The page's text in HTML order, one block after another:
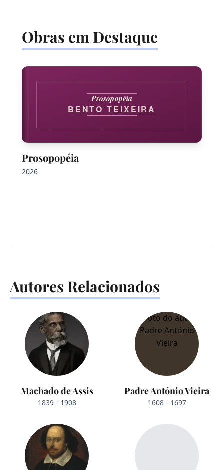
Obras em Destaque
Prosopopéia
BENTO TEIXEIRA
Prosopopéia
2026
Autores Relacionados
Machado de Assis
1839 - 1908
Padre António Vieira
1608 - 1697